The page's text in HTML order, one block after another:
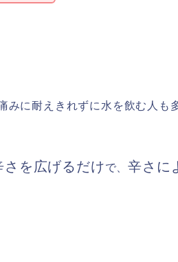
みに耐えきれずに水を飲む人も
を広げるだけで、辛さに